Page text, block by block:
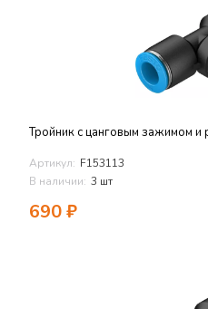
Тройник с цанговым зажимом
Артикул: F153113
В наличии: 3 шт
690₽